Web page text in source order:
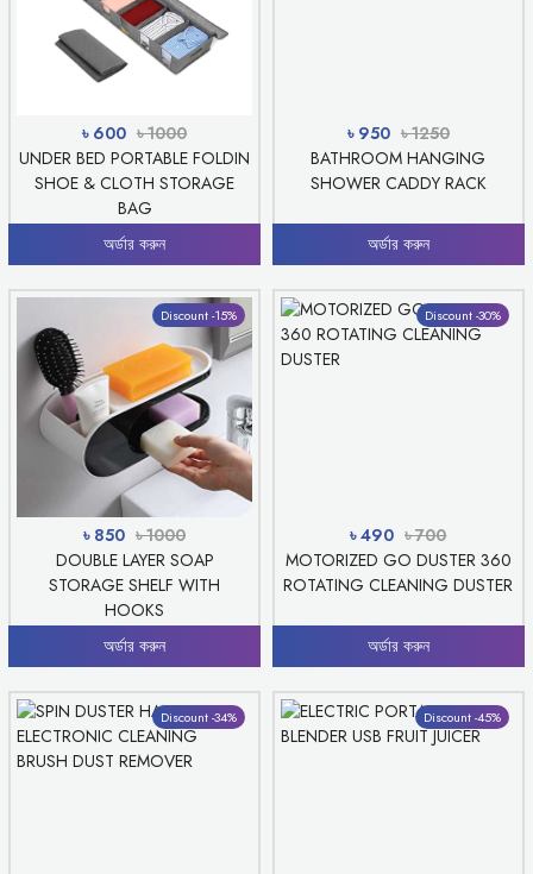
৳ 600 ৳ 1000
UNDER BED PORTABLE FOLDIN
SHOE & CLOTH STORAGE
BAG
অর্ডার করুন
৳ 950 ৳ 1250
BATHROOM HANGING
SHOWER CADDY RACK
অর্ডার করুন
Discount -15%
৳ 850 ৳ 1000
DOUBLE LAYER SOAP
STORAGE SHELF WITH
HOOKS
অর্ডার করুন
Discount -30%
৳ 490 ৳ 700
MOTORIZED GO DUSTER 360
ROTATING CLEANING DUSTER
অর্ডার করুন
Discount -34% Discount -45%